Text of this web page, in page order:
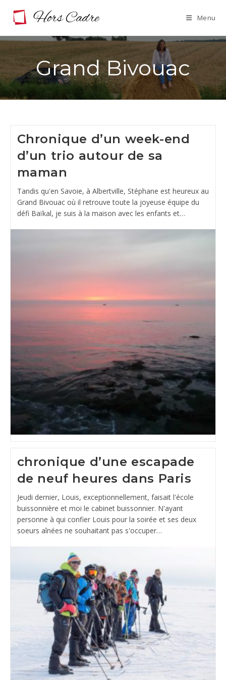
Menu
Grand Bivouac
Chronique d’un week-end
d’un trio autour de sa
maman
Tandis qu'en Savoie, à Albertville, Stéphane est heureux au
Grand Bivouac où il retrouve toute la joyeuse équipe du
défi Baïkal, je suis à la maison avec les enfants et…
chronique d’une escapade
de neuf heures dans Paris
Jeudi dernier, Louis, exceptionnellement, faisait l'école
buissonnière et moi le cabinet buissonnier. N'ayant
personne à qui confier Louis pour la soirée et ses deux
soeurs aînées ne souhaitant pas s'occuper…